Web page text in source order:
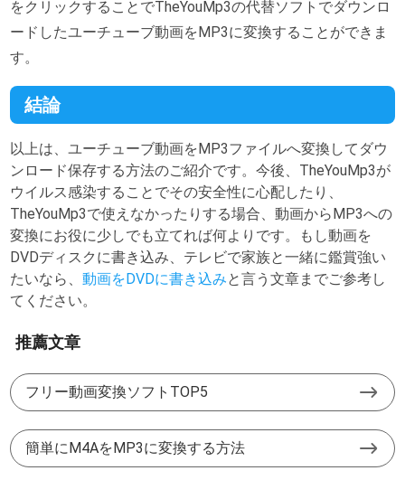
をクリックすることでTheYouMp3の代替ソフトでダウンロ
ードしたユーチューブ動画をMP3に変換することができま
す。
結論
以上は、ユーチューブ動画をMP3ファイルへ変換してダウ
ンロード保存する方法のご紹介です。今後、TheYouMp3が
ウイルス感染することでその安全性に心配したり、
TheYouMp3で使えなかったりする場合、動画からMP3への
変換にお役に少しでも立てれば何よりです。もし動画を
DVDディスクに書き込み、テレビで家族と一緒に鑑賞強い
たいなら、動画をDVDに書き込みと言う文章までご参考し
てください。
推薦文章
フリー動画変換ソフトTOP5
簡単にM4AをMP3に変換する方法